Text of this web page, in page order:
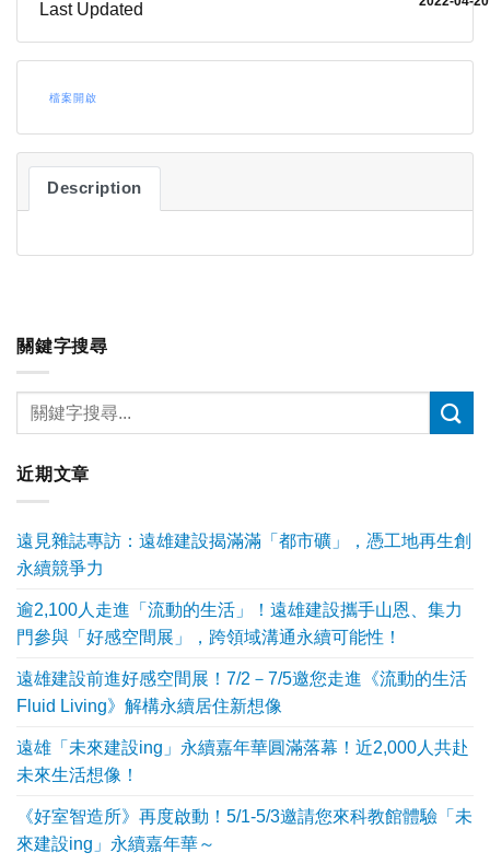
Last Updated
檔案開啟
Description
關鍵字搜尋
近期文章
遠見雜誌專訪：遠雄建設揭滿滿「都市礦」，憑工地再生創
永續競爭力
逾2,100人走進「流動的生活」！遠雄建設攜手山恩、集力
門參與「好感空間展」，跨領域溝通永續可能性！
遠雄建設前進好感空間展！7/2－7/5邀您走進《流動的生活
Fluid Living》解構永續居住新想像
遠雄「未來建設ing」永續嘉年華圓滿落幕！近2,000人共赴
未來生活想像！
《好室智造所》再度啟動！5/1-5/3邀請您來科教館體驗「未
來建設ing」永續嘉年華～